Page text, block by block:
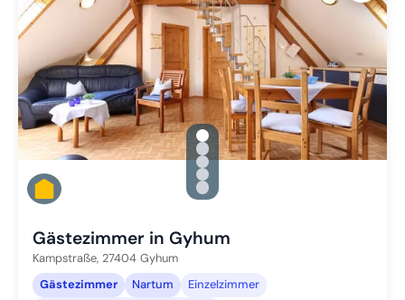
gallery.slide_selector
Zu Slide 1 wechseln
Zu Slide 2 wechseln
Zu Slide 3 wechseln
Zu Slide 4 wechseln
Zu Slide 5 wechseln
Gästezimmer in Gyhum
Kampstraße, 27404 Gyhum
Gästezimmer
Nartum
Einzelzimmer